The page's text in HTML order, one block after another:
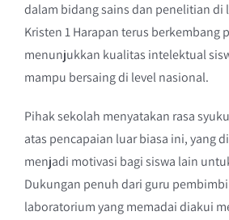
dalam bidang sains dan penelitian di
Kristen 1 Harapan terus berkembang
menunjukkan kualitas intelektual
mampu bersaing di level nasional.
Pihak sekolah menyatakan rasa
atas pencapaian luar biasa ini, yang
menjadi motivasi bagi siswa lain
Dukungan penuh dari guru
laboratorium yang memadai diakui